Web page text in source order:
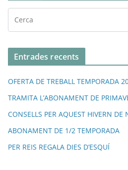
Entrades recents
OFERTA DE TREBALL TEMPORADA
TRAMITA L’ABONAMENT DE
CONSELLS PER AQUEST HIVERN
ABONAMENT DE 1/2 TEMPORADA
PER REIS REGALA DIES D’ESQUÍ